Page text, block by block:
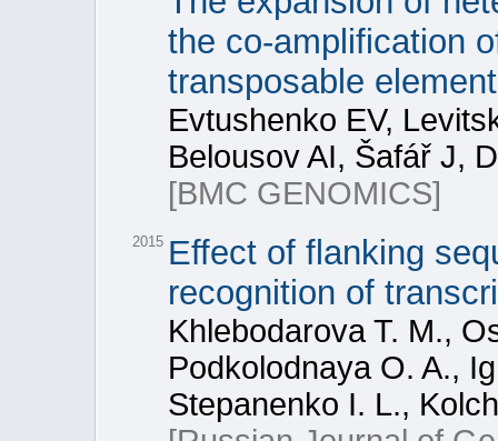
the co-amplification
transposable
Evtushenko EV,
Belousov AI, Šafář J,
[BMC GENOMICS]
2015 Effect of flanking
recognition of
Khlebodarova T. M.,
Podkolodnaya O. A.,
Stepanenko I. L.,